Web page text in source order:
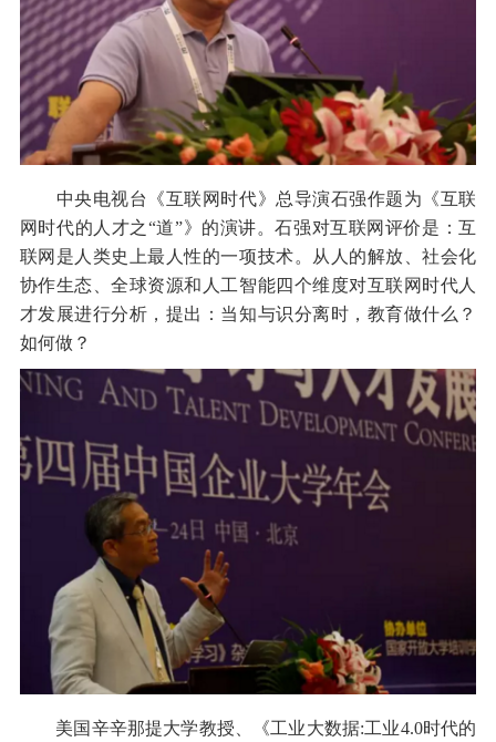
中央电视台《互联网时代》总导演石强作题为《互联
网时代的人才之“道”》的演讲。石强对互联网评价是：互
联网是人类史上最人性的一项技术。从人的解放、社会化
协作生态、全球资源和人工智能四个维度对互联网时代人
才发展进行分析，提出：当知与识分离时，教育做什么？
如何做？
美国辛辛那提大学教授、《工业大数据:工业4.0时代的